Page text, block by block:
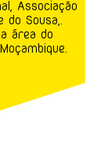
Associação
do Sousa,.
área do